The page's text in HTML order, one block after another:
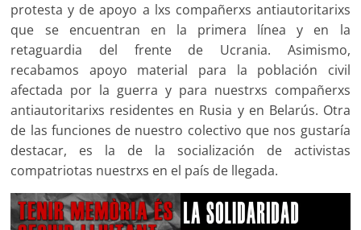
protesta y de apoyo a lxs compañerxs antiautoritarixs
que se encuentran en la primera línea y en la
retaguardia del frente de Ucrania. Asimismo,
recabamos apoyo material para la población civil
afectada por la guerra y para nuestrxs compañerxs
antiautoritarixs residentes en Rusia y en Belarús. Otra
de las funciones de nuestro colectivo que nos gustaría
destacar, es la de la socialización de activistas
compatriotas nuestrxs en el país de llegada.